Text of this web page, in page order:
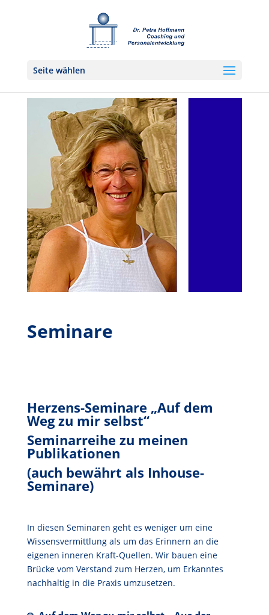
Seite wählen
Seminare
Herzens-Seminare „Auf dem
Weg zu mir selbst“
Seminarreihe zu meinen
Publikationen
(auch bewährt als Inhouse-
Seminare)
In diesen Seminaren geht es weniger um eine
Wissensvermittlung als um das Erinnern an die
eigenen inneren Kraft-Quellen. Wir bauen eine
Brücke vom Verstand zum Herzen, um Erkanntes
nachhaltig in die Praxis umzusetzen.